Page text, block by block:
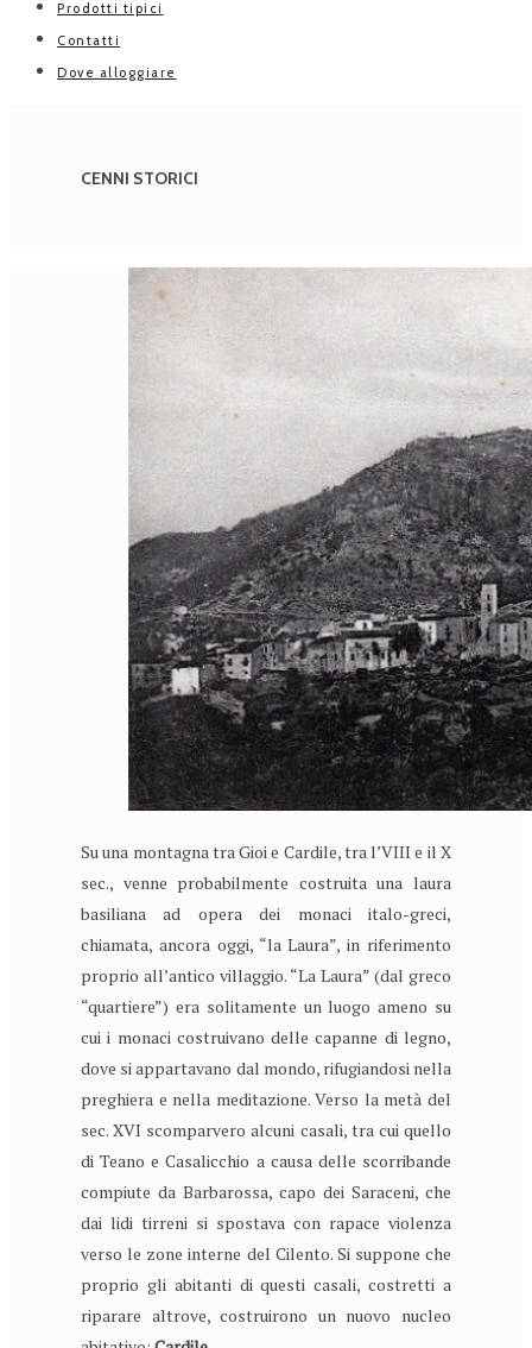
Prodotti tipici
Contatti
Dove alloggiare
CENNI STORICI
Su una montagna tra Gioi e Cardile, tra l’VIII e il X
sec., venne probabilmente costruita una laura
basiliana ad opera dei monaci italo-greci,
chiamata, ancora oggi, “la Laura”, in riferimento
proprio all’antico villaggio. “La Laura” (dal greco
“quartiere”) era solitamente un luogo ameno su
cui i monaci costruivano delle capanne di legno,
dove si appartavano dal mondo, rifugiandosi nella
preghiera e nella meditazione. Verso la metà del
sec. XVI scomparvero alcuni casali, tra cui quello
di Teano e Casalicchio a causa delle scorribande
compiute da Barbarossa, capo dei Saraceni, che
dai lidi tirreni si spostava con rapace violenza
verso le zone interne del Cilento. Si suppone che
proprio gli abitanti di questi casali, costretti a
riparare altrove, costruirono un nuovo nucleo